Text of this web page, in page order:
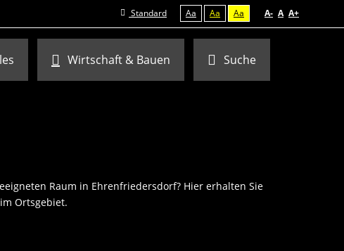
Standard Aa Aa Aa A- A A+
Wirtschaft & Bauen Suche
Raum in Ehrenfriedersdorf? Hier erhalten Sie
Ortsgebiet.